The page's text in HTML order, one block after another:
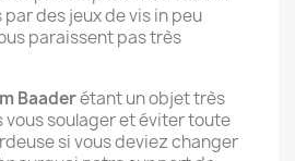
des jeux de vis in peu
paraissent pas très
Baaderétant un objet très
vous soulager et éviter toute
si vous deviez changer